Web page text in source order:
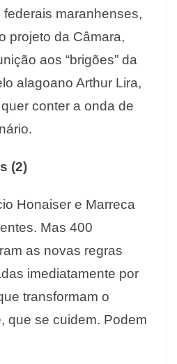
maranhenses,
projeto da Câmara,
aos “brigões” da
alagoano Arthur Lira,
conter a onda de
(2)
Honaiser e Marreca
Mas 400
as novas regras
imediatamente por
transformam o
que se cuidem. Podem